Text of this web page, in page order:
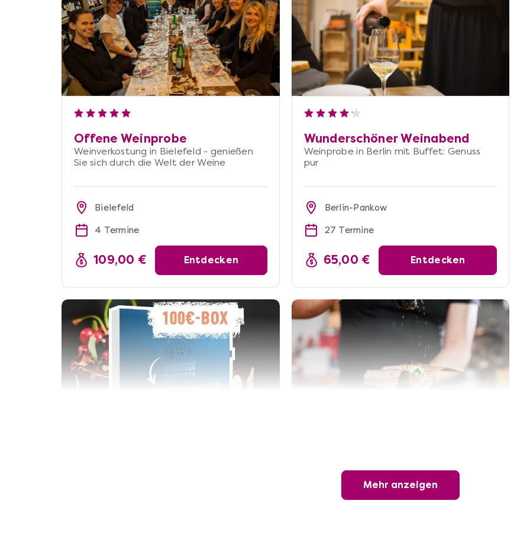
Offene Weinprobe
Weinverkostung in Bielefeld - genießen
Sie sich durch die Welt der Weine
Bielefeld
4 Termine
109,00 € Entdecken
Wunderschöner Weinabend
Weinprobe in Berlin mit Buffet: Genuss
pur
Berlin-Pankow
27 Termine
65,00 € Entdecken
Online Sushi Kochkurs: Alles rund um die
perfekte Maki-Rolle!Mehr anzeigen